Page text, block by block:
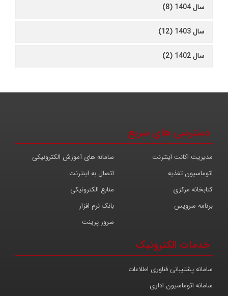
سال 1404 (8)
سال 1403 (12)
سال 1402 (2)
دسترسی های سریع
سامانه های آموزش الکترونیکی
مدیریت اکانت اینترنت
اتصال به اینترنت
اتوماسیون تغذیه
منابع الکترونیکی
کتابخانه مرکزی
بانک نرم افزار
برنامه سرویس
سرور پرینت
خدمات الکترونیک
سامانه پشتیبانی فناوری اطلاعات
سامانه اتوماسیون اداری